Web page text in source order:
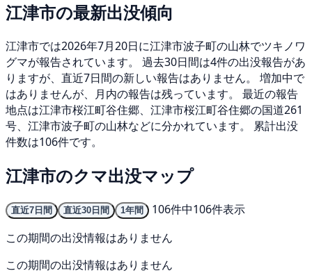
江津市の最新出没傾向
江津市では2026年7月20日に江津市波子町の山林でツキノワ
グマが報告されています。 過去30日間は4件の出没報告があ
りますが、直近7日間の新しい報告はありません。 増加中で
はありませんが、月内の報告は残っています。 最近の報告
地点は江津市桜江町谷住郷、江津市桜江町谷住郷の国道261
号、江津市波子町の山林などに分かれています。 累計出没
件数は106件です。
江津市のクマ出没マップ
直近7日間 直近30日間 1年間
106件中106件表示
この期間の出没情報はありません
この期間の出没情報はありません